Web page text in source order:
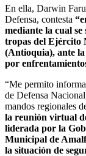
En ella, Darwin
Defensa, contesta
mediante la cual
tropas del Ejército
(Antioquia), ante
por
“Me permito
de Defensa
mandos regionales
la reunión virtual
liderada por la
Municipal de
la situación de